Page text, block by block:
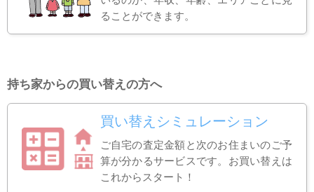
ることができます。
持ち家からの買い替えの方へ
買い替えシミュレーション
ご自宅の査定金額と次のお住まいのご予
算が分かるサービスです。お買い替えは
これからスタート！